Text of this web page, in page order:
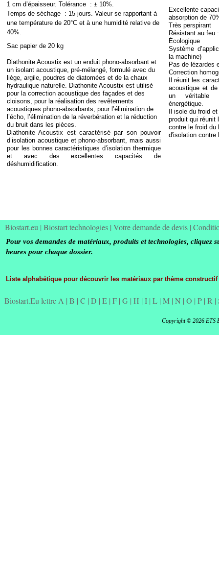
1 cm d’épaisseur. Tolérance : ± 10%.
Temps de séchage : 15 jours. Valeur se rapportant à
une température de 20°C et à une humidité relative de
40%.
Sac papier de 20 kg
Diathonite Acoustix est un enduit phono-absorbant et
un isolant acoustique, pré-mélangé, formulé avec du
liège, argile, poudres de diatomées et de la chaux
hydraulique naturelle. Diathonite Acoustix est utilisé
pour la correction acoustique des façades et des
cloisons, pour la réalisation des revêtements
acoustiques phono-absorbants, pour l’élimination de
l’écho, l’élimination de la réverbération et la réduction
du bruit dans les pièces.
Diathonite Acoustix est caractérisé par son pouvoir
d’isolation acoustique et phono-absorbant, mais aussi
pour les bonnes caractéristiques d’isolation thermique
et avec des excellentes capacités de
déshumidification.
Excellente
absorption de
Très perspirant
Résistant au feu
Écologique
Système
la machine)
Pas de lézardes
Correction
Il réunit les
acoustique et
un véritable
énergétique.
Il isole du froid
produit qui réunit
contre le froid du
d'isolation contre
Pour vos demandes de matériaux, produits et technologies, cliquez
heures pour chaque dossier.
Biostart.eu | Biostart technologies | Votre demande de devis |
Liste alphabétique pour découvrir les matériaux par thème constructif
Biostart.Eu lettre A | B | C | D | E | F | G | H | I | L | M | N | O | P | R |
Copyright © 2026 ETS